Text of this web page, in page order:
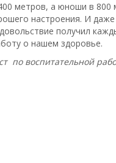
метров, а юноши в 800
настроения. И
получил
о нашем здоровье.
по воспитательной